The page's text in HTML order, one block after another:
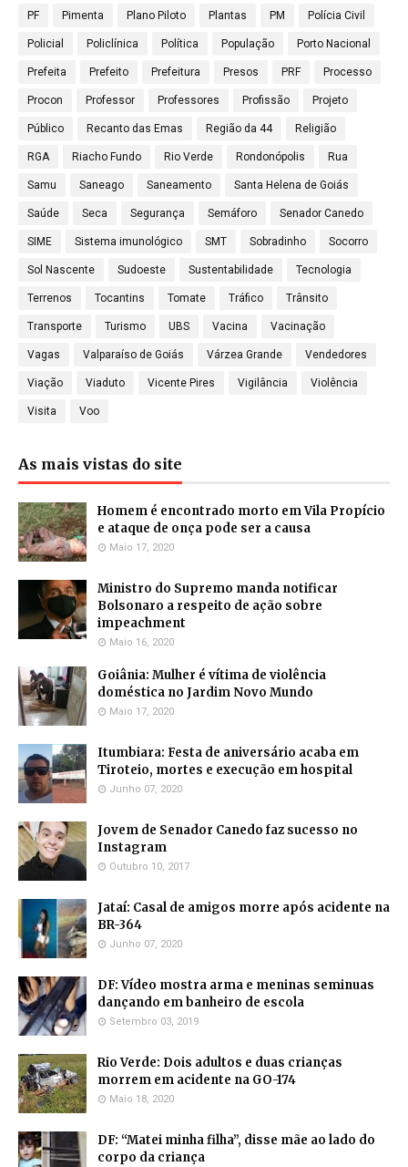
PF Pimenta Plano Piloto Plantas PM Polícia Civil
Policial Policlínica Política População Porto Nacional
Prefeita Prefeito Prefeitura Presos PRF Processo
Procon Professor Professores Profissão Projeto
Público Recanto das Emas Região da 44 Religião
RGA Riacho Fundo Rio Verde Rondonópolis Rua
Samu Saneago Saneamento Santa Helena de Goiás
Saúde Seca Segurança Semáforo Senador Canedo
SIME Sistema imunológico SMT Sobradinho Socorro
Sol Nascente Sudoeste Sustentabilidade Tecnologia
Terrenos Tocantins Tomate Tráfico Trânsito
Transporte Turismo UBS Vacina Vacinação
Vagas Valparaíso de Goiás Várzea Grande Vendedores
Viação Viaduto Vicente Pires Vigilância Violência
Visita Voo
As mais vistas do site
Homem é encontrado morto em Vila Propício
e ataque de onça pode ser a causa
Maio 17, 2020
Ministro do Supremo manda notificar
Bolsonaro a respeito de ação sobre
impeachment
Maio 16, 2020
Goiânia: Mulher é vítima de violência
doméstica no Jardim Novo Mundo
Maio 17, 2020
Itumbiara: Festa de aniversário acaba em
Tiroteio, mortes e execução em hospital
Junho 07, 2020
Jovem de Senador Canedo faz sucesso no
Instagram
Outubro 10, 2017
Jataí: Casal de amigos morre após acidente na
BR-364
Junho 07, 2020
DF: Vídeo mostra arma e meninas seminuas
dançando em banheiro de escola
Setembro 03, 2019
Rio Verde: Dois adultos e duas crianças
morrem em acidente na GO-174
Maio 18, 2020
DF: “Matei minha filha”, disse mãe ao lado do
corpo da criança